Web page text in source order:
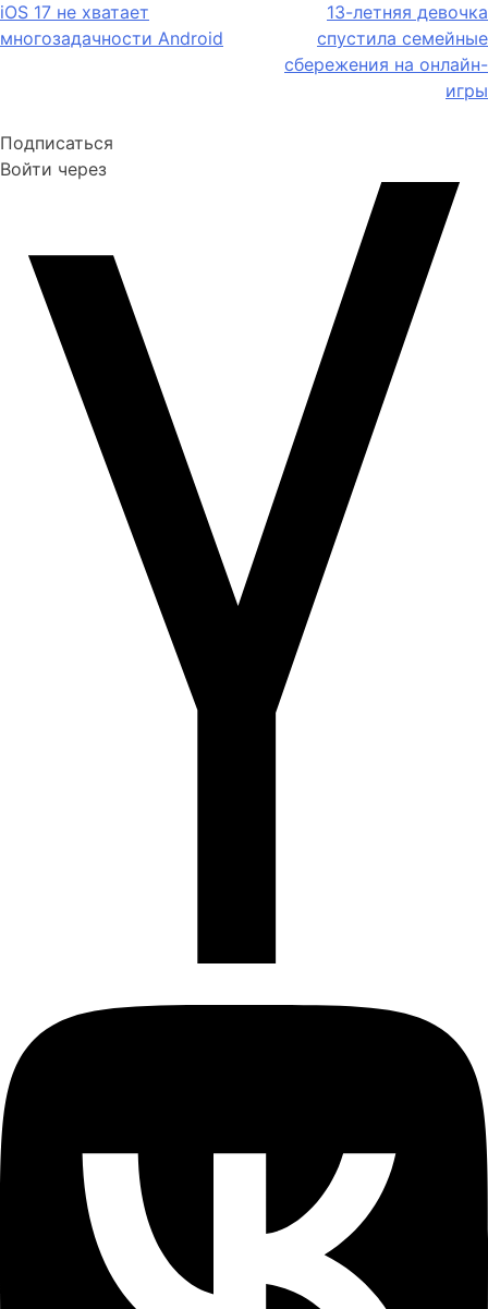
записям
iOS 17 не хватает
многозадачности Android
13-летняя девочка
спустила семейные
сбережения на онлайн-
игры
Подписаться
Войти через